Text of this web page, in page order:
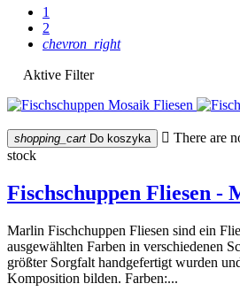
1
2
chevron_right
Aktive Filter
shopping_cart Do koszyka  There are
stock
Fischschuppen Fliesen -
Marlin Fischchuppen Fliesen sind ein
ausgewählten Farben in verschiedenen
größter Sorgfalt handgefertigt wurden
Komposition bilden. Farben:...